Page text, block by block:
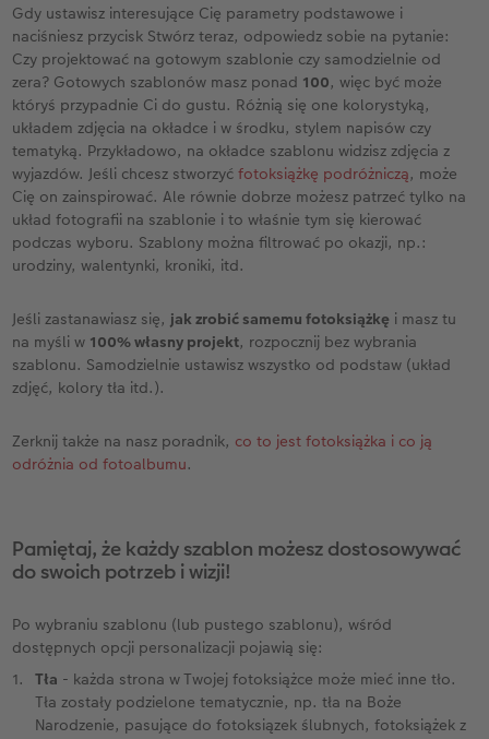
Gdy ustawisz interesujące Cię parametry podstawowe i
naciśniesz przycisk Stwórz teraz, odpowiedz sobie na pytanie:
Czy projektować na gotowym szablonie czy samodzielnie od
zera? Gotowych szablonów masz ponad 100, więc być może
któryś przypadnie Ci do gustu. Różnią się one kolorystyką,
układem zdjęcia na okładce i w środku, stylem napisów czy
tematyką. Przykładowo, na okładce szablonu widzisz zdjęcia z
wyjazdów. Jeśli chcesz stworzyćfotoksiążkę podróżniczą, może
Cię on zainspirować. Ale równie dobrze możesz patrzeć tylko na
układ fotografii na szablonie i to właśnie tym się kierować
podczas wyboru. Szablony można filtrować po okazji, np.:
urodziny, walentynki, kroniki, itd.
Jeśli zastanawiasz się, jak zrobić samemu fotoksiążkę i masz tu
na myśli w 100% własny projekt, rozpocznij bez wybrania
szablonu. Samodzielnie ustawisz wszystko od podstaw (układ
zdjęć, kolory tła itd.).
Zerknij także na nasz poradnik, co to jest fotoksiążka i co ją
odróżnia od fotoalbumu.
Pamiętaj, że każdy szablon możesz dostosowywać
do swoich potrzeb i wizji!
Po wybraniu szablonu (lub pustego szablonu), wśród
dostępnych opcji personalizacji pojawią się:
Tła - każda strona w Twojej fotoksiążce może mieć inne tło.
Tła zostały podzielone tematycznie, np. tła na Boże
Narodzenie, pasujące do fotoksiązek ślubnych, fotoksiążek z